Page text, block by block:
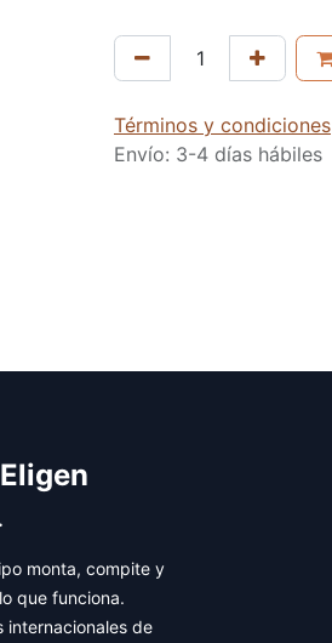
Términos y condiciones
Envío: 3-4 días hábiles
monta, compite y
que funciona.
internacionales de